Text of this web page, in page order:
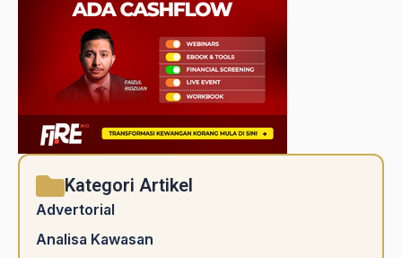
Kategori Artikel
Advertorial
Analisa Kawasan